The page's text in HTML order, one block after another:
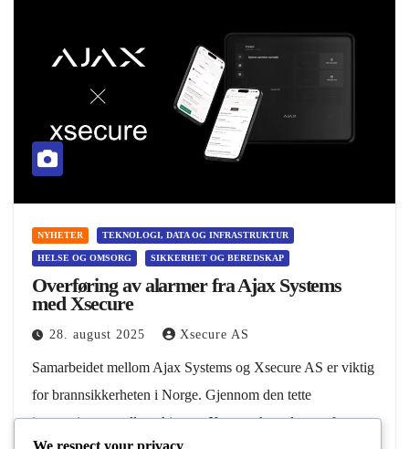
NYHETER TEKNOLOGI, DATA OG INFRASTRUKTUR
HELSE OG OMSORG SIKKERHET OG BEREDSKAP
Overføring av alarmer fra Ajax Systems
med Xsecure
28. august 2025 Xsecure AS
Samarbeidet mellom Ajax Systems og Xsecure AS er viktig
for brannsikkerheten i Norge. Gjennom den tette
integrasjonen mellom Ajax og Xsecure kan alarmer fra
We respect your privacy